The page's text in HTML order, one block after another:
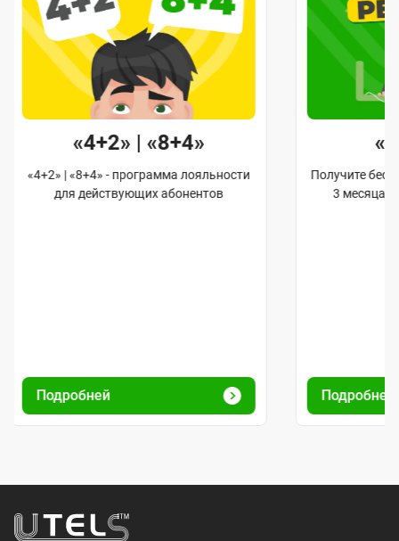
«4+2» | «8+4»
«4+2» | «8+4» - программа лояльности
для действующих абонентов
Подробней
Получите
3 месяца
Подробней